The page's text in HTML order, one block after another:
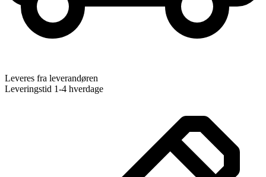
Leveres fra leverandøren
Leveringstid 1-4 hverdage